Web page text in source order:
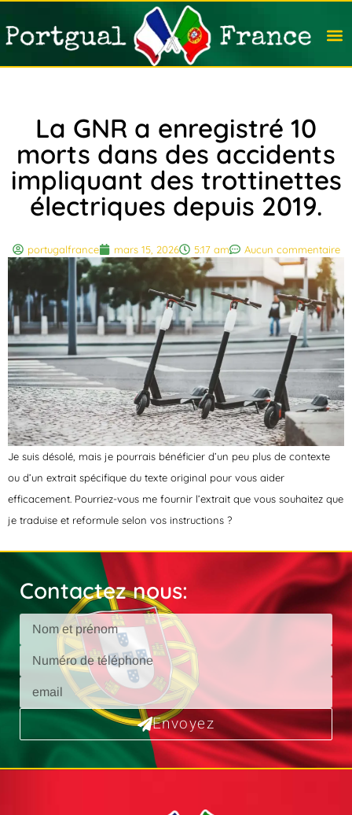
La GNR a enregistré 10
morts dans des accidents
impliquant des trottinettes
électriques depuis 2019.
portugalfrance mars 15, 2026 5:17 am Aucun commentaire
Je suis désolé, mais je pourrais bénéficier d’un peu plus de contexte
ou d’un extrait spécifique du texte original pour vous aider
efficacement. Pourriez-vous me fournir l’extrait que vous souhaitez que
je traduise et reformule selon vos instructions ?
Contactez nous:
Envoyez